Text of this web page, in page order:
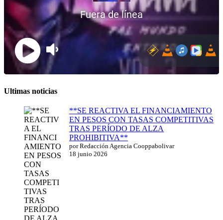
Ultimas noticias
**SE REACTIVA EL FINANCIAMIENTO
EN PESOS CON TASAS COMPETITIVAS
TRAS PERÍODO DE ALZA
PROHIBITIVA**
por Redacción Agencia Cooppabolivar
18 junio 2026